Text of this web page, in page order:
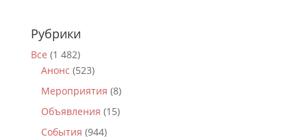
Рубрики
Все (1 482)
Анонс (523)
Мероприятия (8)
Объявления (15)
События (944)